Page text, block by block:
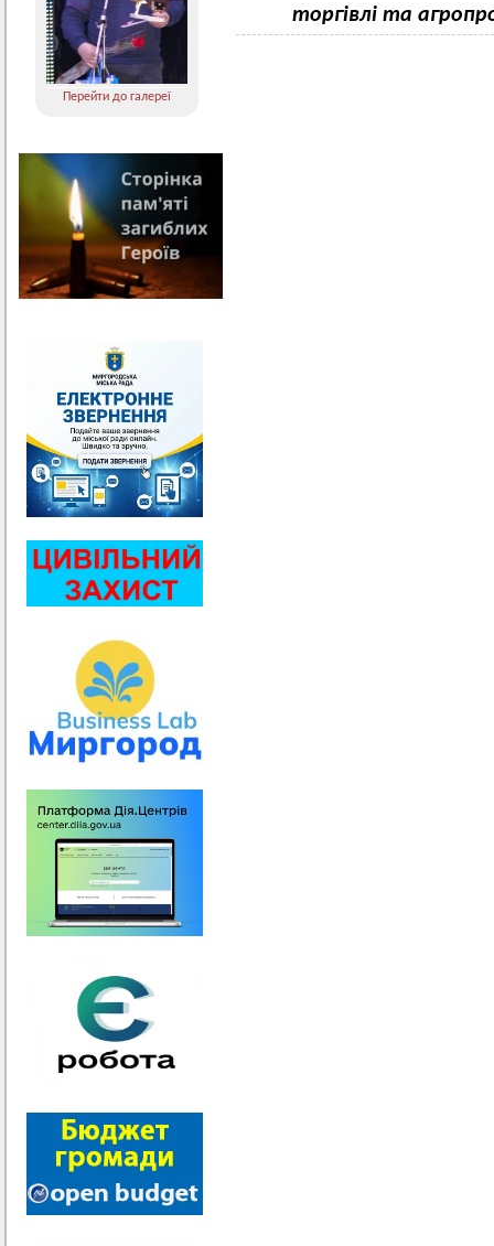
Перейти до галереї
торгівлі та